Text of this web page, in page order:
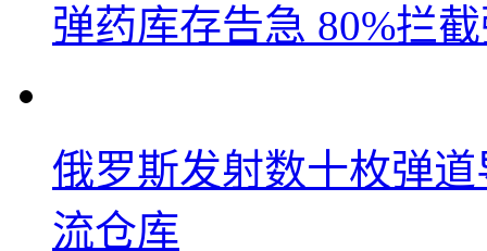
弹药库存告急 80%拦
俄罗斯发射数十枚弹
流仓库